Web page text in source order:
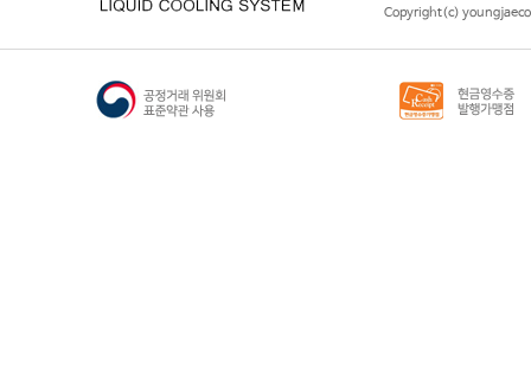
Copyright(c)